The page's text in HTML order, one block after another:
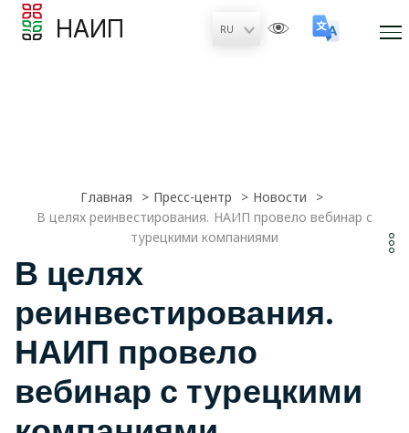
НАИП
Главная Пресс-центр
Новости
В целях реинвестирования. НАИП провело вебинар с
турецкими компаниями
В целях
реинвестирования.
НАИП провело
вебинар с турецкими